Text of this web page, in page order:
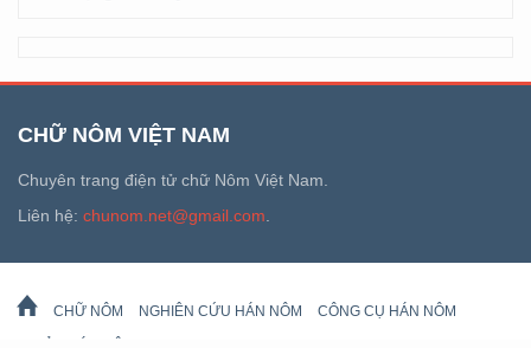
CHỮ NÔM VIỆT NAM
Chuyên trang điện tử chữ Nôm Việt Nam.
Liên hệ: chunom.net@gmail.com
CHỮ NÔM NGHIÊN CỨU HÁN NÔM CÔNG CỤ HÁN NÔM